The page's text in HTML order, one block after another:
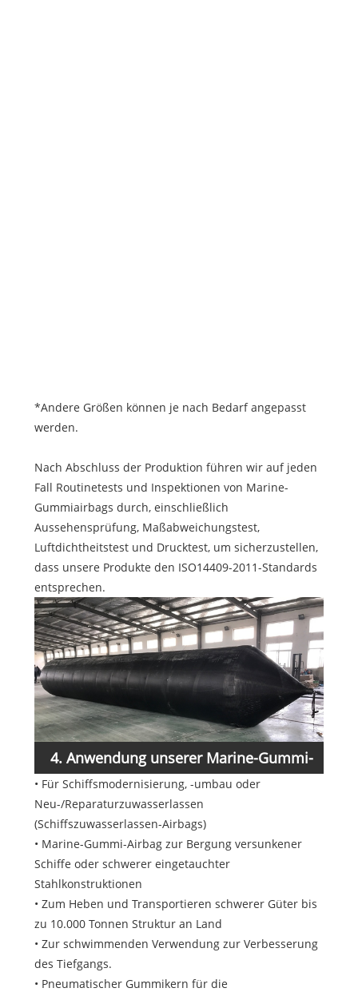
*Andere Größen können je nach Bedarf angepasst
werden.
Nach Abschluss der Produktion führen wir auf jeden
Fall Routinetests und Inspektionen von Marine-
Gummiairbags durch, einschließlich
Aussehensprüfung, Maßabweichungstest,
Luftdichtheitstest und Drucktest, um sicherzustellen,
dass unsere Produkte den ISO14409-2011-Standards
entsprechen.
4. Anwendung unserer Marine-Gummi-
Airbags
• Für Schiffsmodernisierung, -umbau oder
Neu-/Reparaturzuwasserlassen
(Schiffszuwasserlassen-Airbags)
• Marine-Gummi-Airbag zur Bergung versunkener
Schiffe oder schwerer eingetauchter
Stahlkonstruktionen
• Zum Heben und Transportieren schwerer Güter bis
zu 10.000 Tonnen Struktur an Land
• Zur schwimmenden Verwendung zur Verbesserung
des Tiefgangs.
• Pneumatischer Gummikern für die